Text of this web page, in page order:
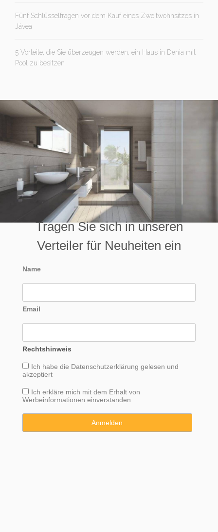
Fünf Schlüsselfragen vor dem Kauf eines Zweitwohnsitzes in
Jávea
5 Vorteile, die Sie überzeugen werden, ein Haus in Denia mit
Pool zu besitzen
Tragen Sie sich in unseren
Verteiler für Neuheiten ein
Name
Email
Rechtshinweis
Ich habe die Datenschutzerklärung gelesen und
akzeptiert
Ich erkläre mich mit dem Erhalt von
Werbeinformationen einverstanden